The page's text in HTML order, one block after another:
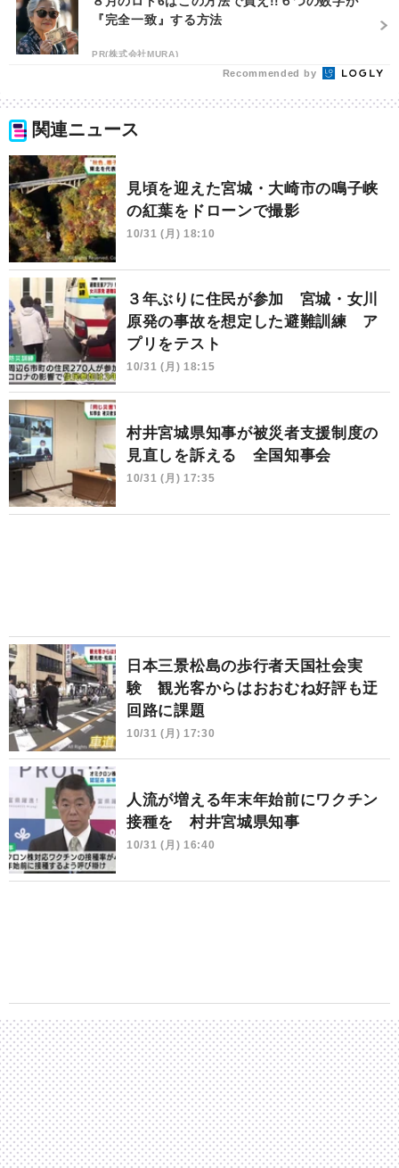
『完全一致』する方法
PR(株式会社MURA)
Recommended by
関連ニュース
見頃を迎えた宮城・大崎市の鳴子峡
の紅葉をドローンで撮影
10/31 (月) 18:10
３年ぶりに住民が参加 宮城・女川
原発の事故を想定した避難訓練 ア
プリをテスト
10/31 (月) 18:15
村井宮城県知事が被災者支援制度の
見直しを訴える 全国知事会
10/31 (月) 17:35
日本三景松島の歩行者天国社会実
験 観光客からはおおむね好評も迂
回路に課題
10/31 (月) 17:30
人流が増える年末年始前にワクチン
接種を 村井宮城県知事
10/31 (月) 16:40